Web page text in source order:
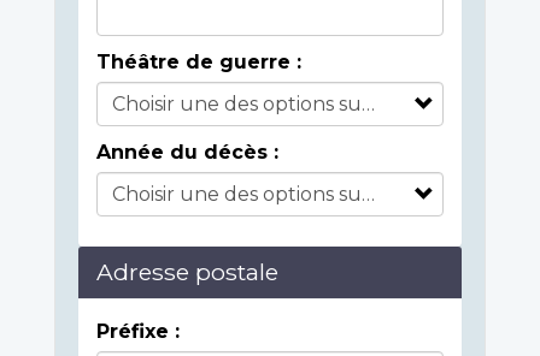
Théâtre de guerre :
Année du décès :
Adresse postale
Préfixe :